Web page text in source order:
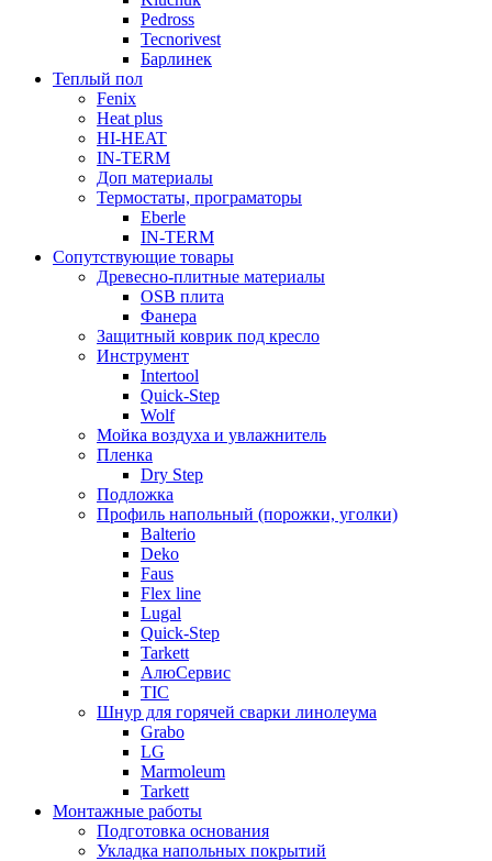
Pedross
Tecnorivest
Барлинек
Теплый пол
Fenix
Heat plus
HI-HEAT
IN-TERM
Доп материалы
Термостаты, програматоры
Eberle
IN-TERM
Сопутствующие товары
Древесно-плитные материалы
OSB плита
Фанера
Защитный коврик под кресло
Инструмент
Intertool
Quick-Step
Wolf
Мойка воздуха и увлажнитель
Пленка
Dry Step
Подложка
Профиль напольный (порожки, уголки)
Balterio
Deko
Faus
Flex line
Lugal
Quick-Step
Tarkett
АлюСервис
ТІС
Шнур для горячей сварки линолеума
Grabo
LG
Marmoleum
Tarkett
Монтажные работы
Подготовка основания
Укладка напольных покрытий